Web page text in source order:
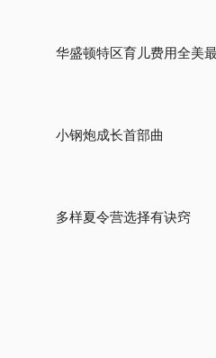
华盛顿特区育儿费用全美
小钢炮成长首部曲
多样夏令营选择有诀窍